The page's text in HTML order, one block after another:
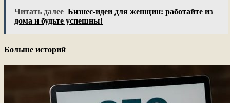
Читать далее Бизнес-идеи для женщин: работайте из
дома и будьте успешны!
Больше историй